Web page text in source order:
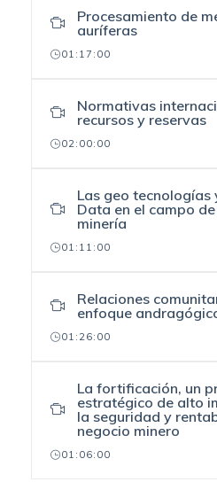
Procesamiento de
auríferas
01:17:00
Normativas
recursos y reservas
02:00:00
Las geo tecnologías
Data en el campo
minería
01:11:00
Relaciones
enfoque
01:26:00
La fortificación, un
estratégico de alto
la seguridad y
negocio minero
01:06:00